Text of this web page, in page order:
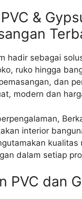
&
hadir sebagai
ruko hingga
dan
modern dan
interior
kualitas
dalam setiap
PVC dan